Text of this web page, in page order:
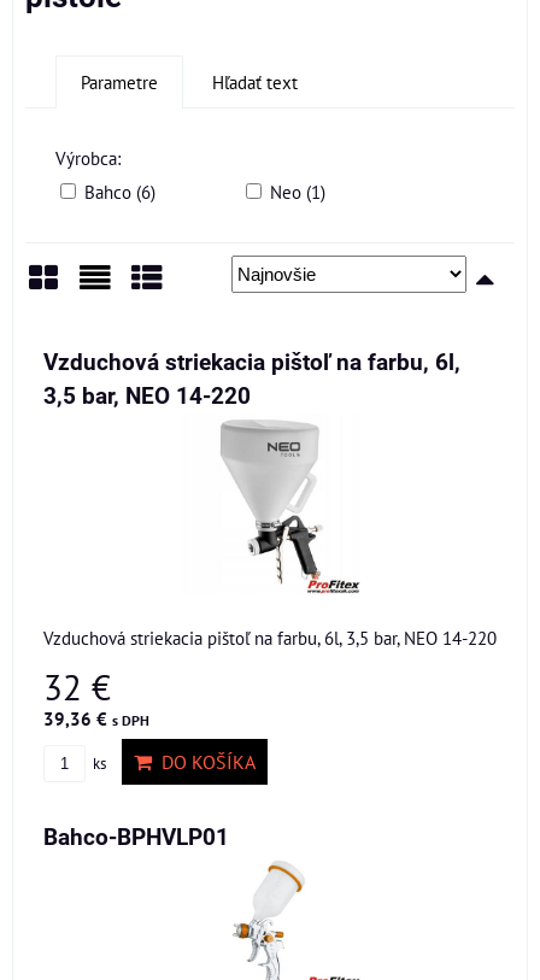
Parametre Hľadať text
Výrobca:
Bahco (6)
Neo (1)
Vzduchová striekacia pištoľ na farbu, 6l,
3,5 bar, NEO 14-220
Vzduchová striekacia pištoľ na farbu, 6l, 3,5 bar, NEO 14-220
32 €
39,36 € s DPH
ks DO KOŠÍKA
Bahco-BPHVLP01